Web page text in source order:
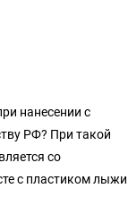
нанесении с
РФ? При такой
со
с пластиком лыжи